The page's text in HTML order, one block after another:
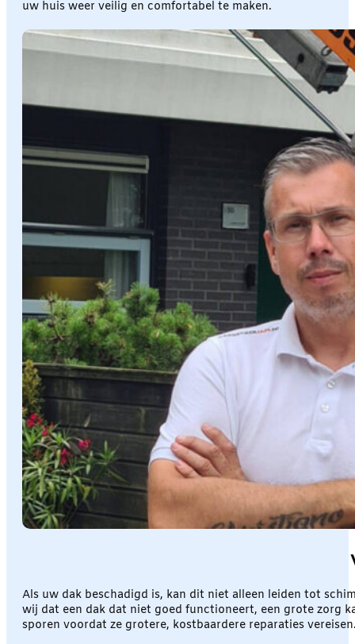
uw huis weer veilig en comfortabel te maken.
Als uw dak beschadigd is, kan dit niet alleen leiden tot
wij dat een dak dat niet goed functioneert, een grote zorg
sporen voordat ze grotere, kostbaardere reparaties